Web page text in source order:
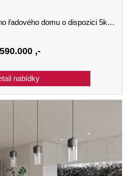
dispozici 5kk a velikosti 144 m2 se zahradou v Kaplici
,-